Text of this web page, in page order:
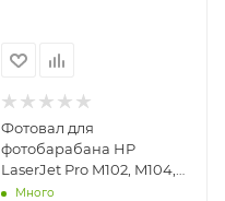
Фотовал для
фотобарабана HP
LaserJet Pro M102, M104,
M130, M132 (CF217A,
Много